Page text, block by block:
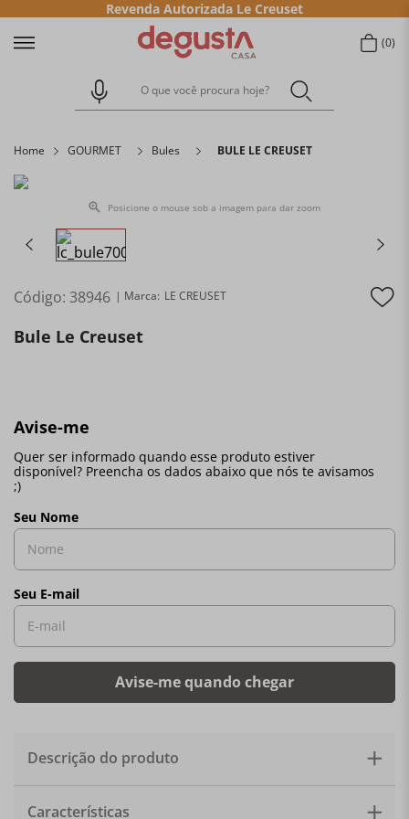
Revenda Autorizada Le Creuset
0
O que você procura hoje?
Home GOURMET Bules BULE LE CREUSET
Posicione o mouse sob a imagem para dar zoom
Código: 38946 LE CREUSET
Bule Le Creuset
Descrição do produto
O Bule Le Creuset, é perfeito para momentos especiais,
Características